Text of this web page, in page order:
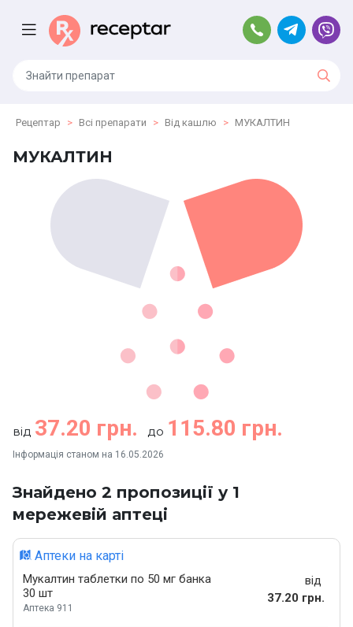
Рецептар Всі препарати Від кашлю МУКАЛТИН
МУКАЛТИН
від 37.20 грн. до 115.80 грн.
Інформація станом на 16.05.2026
Знайдено 2 пропозиції у 1
мережевій аптеці
Аптеки на карті
Мукалтин таблетки по 50 мг банка
30 шт
Аптека 911
від
37.20 грн.